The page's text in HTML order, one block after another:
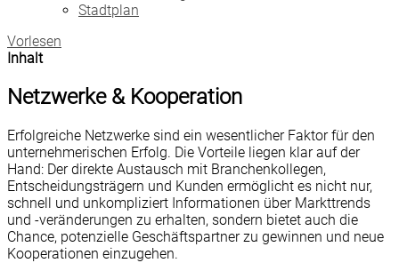
Stadtplan
Vorlesen
Inhalt
Netzwerke & Kooperation
Erfolgreiche Netzwerke sind ein wesentlicher Faktor für den
unternehmerischen Erfolg. Die Vorteile liegen klar auf der
Hand: Der direkte Austausch mit Branchenkollegen,
Entscheidungsträgern und Kunden ermöglicht es nicht nur,
schnell und unkompliziert Informationen über Markttrends
und -veränderungen zu erhalten, sondern bietet auch die
Chance, potenzielle Geschäftspartner zu gewinnen und neue
Kooperationen einzugehen.